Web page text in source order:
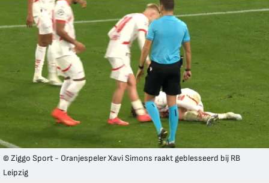
© Ziggo Sport - Oranjespeler Xavi Simons raakt geblesseerd bij RB
Leipzig